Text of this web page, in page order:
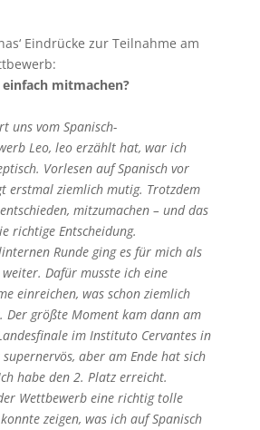
Eindrücke zur Teilnahme am
mitmachen?
uns vom Spanisch-
Leo, leo erzählt hat, war ich
Vorlesen auf Spanisch vor
erstmal ziemlich mutig. Trotzdem
mitzumachen – und das
richtige Entscheidung.
Runde ging es für mich als
Dafür musste ich eine
einreichen, was schon ziemlich
Der größte Moment kam dann am
im Instituto Cervantes in
supernervös, aber am Ende hat sich
habe den 2. Platz erreicht.
Wettbewerb eine richtig tolle
zeigen, was ich aufSpanisch